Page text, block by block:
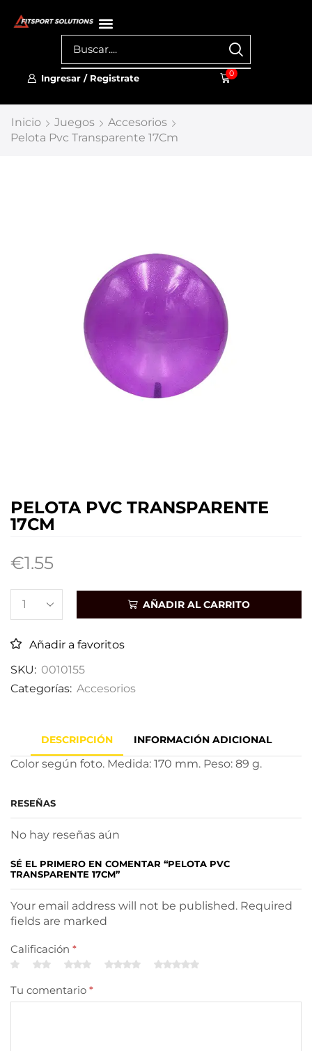
Ingresar / Registrate 0
Inicio Juegos
Accesorios
Pelota Pvc Transparente 17Cm
PELOTA PVC TRANSPARENTE
17CM
€1.55
AÑADIR AL CARRITO
Añadir a favoritos
SKU: 0010155
Categorías: Accesorios
DESCRIPCIÓN INFORMACIÓN ADICIONAL
Color según foto. Medida: 170 mm. Peso: 89 g.
RESEÑAS
No hay reseñas aún
SÉ EL PRIMERO EN COMENTAR “PELOTA PVC
TRANSPARENTE 17CM”
Your email address will not be published. Required
fields are marked
Calificación *
Tu comentario *